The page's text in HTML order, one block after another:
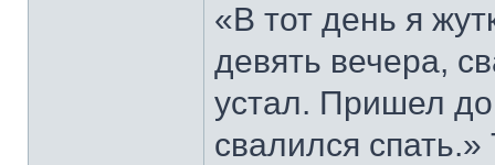
«В тот день я
девять вечера,
устал. Пришел
свалился